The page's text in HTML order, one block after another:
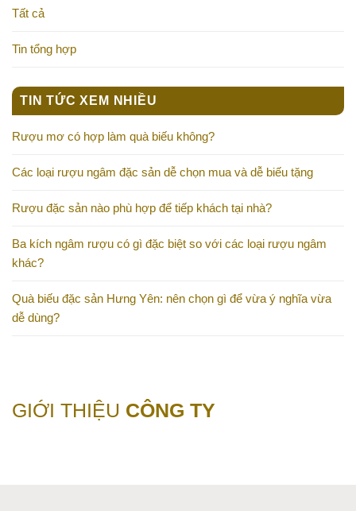
Tất cả
Tin tổng hợp
TIN TỨC XEM NHIỀU
Rượu mơ có hợp làm quà biếu không?
Các loại rượu ngâm đặc sản dễ chọn mua và dễ biếu tặng
Rượu đặc sản nào phù hợp để tiếp khách tại nhà?
Ba kích ngâm rượu có gì đặc biệt so với các loại rượu ngâm
khác?
Quà biếu đặc sản Hưng Yên: nên chọn gì để vừa ý nghĩa vừa
dễ dùng?
GIỚI THIỆU CÔNG TY